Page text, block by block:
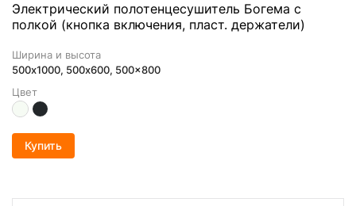
Электрический полотенцесушитель Богема с
полкой (кнопка включения, пласт. держатели)
Ширина и высота
500х1000, 500x600, 500x800
Цвет
Купить